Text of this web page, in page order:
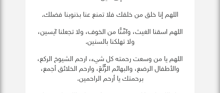
اللهم إنا خلق من خلقك فلا تمنع عنا بذنوبنا فضلك.
اللهم اسقنا الغيث، وآمِّنَّا من الخوف، ولا تجعلنا آيسين،
ولا تهلكنا بالسنين.
اللهم يا من وسعت رحمته كل شيء، ارحم الشيوخ الركع،
والأطفال الرضع، والبهائم الرُّتَّعَ، وارحم الخلائق أجمع،
برحمتك يا أرحم الراحمين.